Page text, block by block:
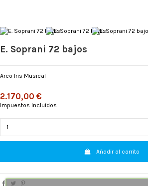
E. Soprani 72 bajos
Arco Iris Musical
2.170,00 €
Impuestos incluidos
Añadir al carrito